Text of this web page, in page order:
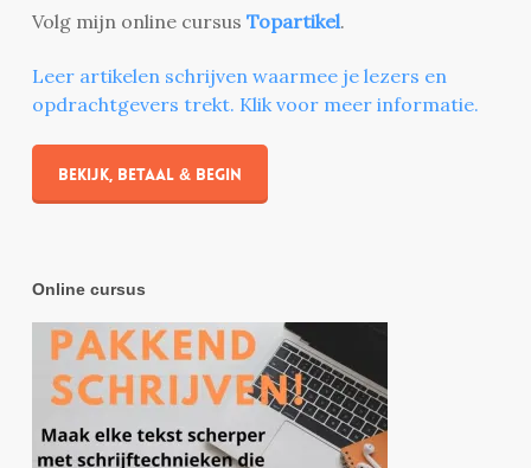
Volg mijn online cursus Topartikel.
Leer artikelen schrijven waarmee je lezers en
opdrachtgevers trekt. Klik voor meer informatie.
Bekijk, betaal & begin
Online cursus